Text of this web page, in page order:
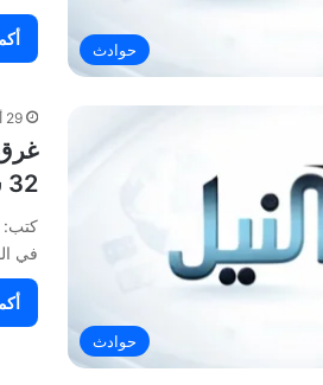
حوادث
حوادث
29 أغسطس، 2025
32 ساعة بحث
كتب:
في